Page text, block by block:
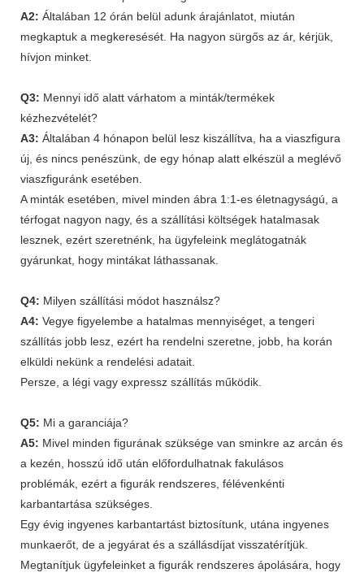
A2: Általában 12 órán belül adunk árajánlatot, miután
megkaptuk a megkeresését. Ha nagyon sürgős az ár, kérjük,
hívjon minket.
Q3: Mennyi idő alatt várhatom a minták/termékek
kézhezvételét?
A3: Általában 4 hónapon belül lesz kiszállítva, ha a viaszfigura
új, és nincs penészünk, de egy hónap alatt elkészül a meglévő
viaszfiguránk esetében.
A minták esetében, mivel minden ábra 1:1-es életnagyságú, a
térfogat nagyon nagy, és a szállítási költségek hatalmasak
lesznek, ezért szeretnénk, ha ügyfeleink meglátogatnák
gyárunkat, hogy mintákat láthassanak.
Q4: Milyen szállítási módot használsz?
A4: Vegye figyelembe a hatalmas mennyiséget, a tengeri
szállítás jobb lesz, ezért ha rendelni szeretne, jobb, ha korán
elküldi nekünk a rendelési adatait.
Persze, a légi vagy expressz szállítás működik.
Q5: Mi a garanciája?
A5: Mivel minden figurának szüksége van sminkre az arcán és
a kezén, hosszú idő után előfordulhatnak fakulásos
problémák, ezért a figurák rendszeres, félévenkénti
karbantartása szükséges.
Egy évig ingyenes karbantartást biztosítunk, utána ingyenes
munkaerőt, de a jegyárat és a szállásdíjat visszatérítjük.
Megtanítjuk ügyfeleinket a figurák rendszeres ápolására, hogy